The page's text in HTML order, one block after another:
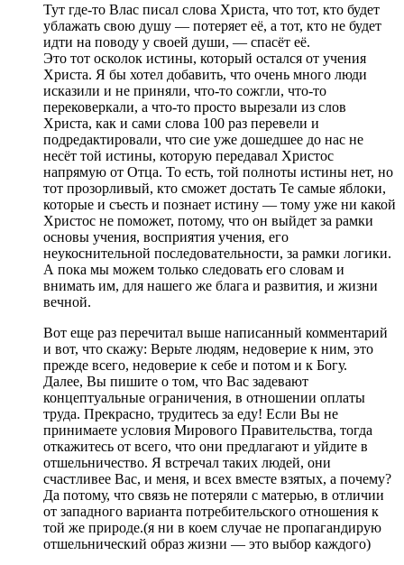
Тут где-то Влас писал слова Христа, что тот, кто будет
ублажать свою душу — потеряет её, а тот, кто не будет
идти на поводу у своей души, — спасёт её.
Это тот осколок истины, который остался от учения
Христа. Я бы хотел добавить, что очень много люди
исказили и не приняли, что-то сожгли, что-то
перековеркали, а что-то просто вырезали из слов
Христа, как и сами слова 100 раз перевели и
подредактировали, что сие уже дошедшее до нас не
несёт той истины, которую передавал Христос
напрямую от Отца. То есть, той полноты истины нет, но
тот прозорливый, кто сможет достать Те самые яблоки,
которые и съесть и познает истину — тому уже ни какой
Христос не поможет, потому, что он выйдет за рамки
основы учения, восприятия учения, его
неукоснительной последовательности, за рамки логики.
А пока мы можем только следовать его словам и
внимать им, для нашего же блага и развития, и жизни
вечной.
Вот еще раз перечитал выше написанный комментарий
и вот, что скажу: Верьте людям, недоверие к ним, это
прежде всего, недоверие к себе и потом и к Богу.
Далее, Вы пишите о том, что Вас задевают
концептуальные ограничения, в отношении оплаты
труда. Прекрасно, трудитесь за еду! Если Вы не
принимаете условия Мирового Правительства, тогда
откажитесь от всего, что они предлагают и уйдите в
отшельничество. Я встречал таких людей, они
счастливее Вас, и меня, и всех вместе взятых, а почему?
Да потому, что связь не потеряли с матерью, в отличии
от западного варианта потребительского отношения к
той же природе.(я ни в коем случае не пропагандирую
отшельнический образ жизни — это выбор каждого)